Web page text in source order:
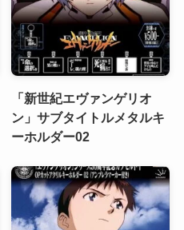
「新世紀エヴァンゲリオ
ン」サブタイトルメタルキ
ーホルダー02